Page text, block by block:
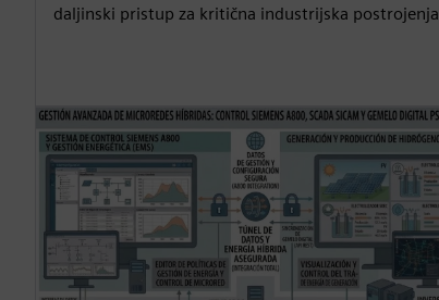
daljinski pristup za kritična industrijska postrojenja